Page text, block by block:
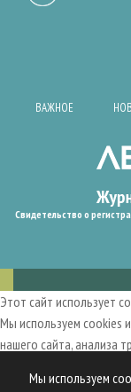
Мы используем
ВАЖНОЕ
Свидетельство о
Этот сайт использует
Мы используем cookies
нашего сайта, анализа
пользовательский опыт